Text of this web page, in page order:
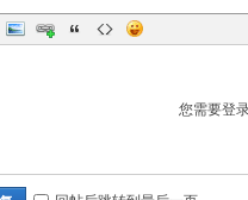
您需要登